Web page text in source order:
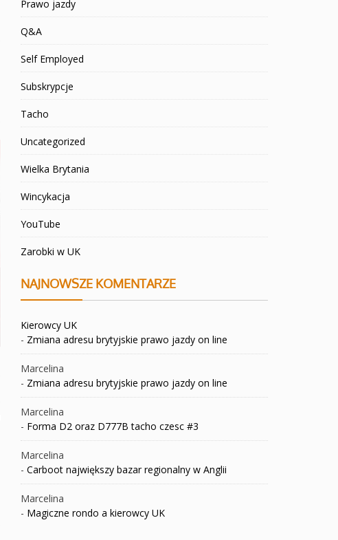
Prawo jazdy
Q&A
Self Employed
Subskrypcje
Tacho
Uncategorized
Wielka Brytania
Wincykacja
YouTube
Zarobki w UK
NAJNOWSZE KOMENTARZE
Kierowcy UK
- Zmiana adresu brytyjskie prawo jazdy on line
Marcelina
- Zmiana adresu brytyjskie prawo jazdy on line
Marcelina
- Forma D2 oraz D777B tacho czesc #3
Marcelina
- Carboot największy bazar regionalny w Anglii
Marcelina
- Magiczne rondo a kierowcy UK